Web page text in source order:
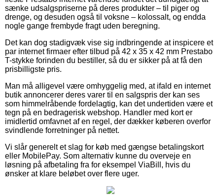
sænke udsalgspriserne på deres produkter – til piger og
drenge, og desuden også til voksne – kolossalt, og endda
nogle gange frembyde fragt uden beregning.
Det kan dog stadigvæk vise sig indbringende at inspicere et
par internet firmaer efter tilbud på 42 x 35 x 42 mm Prestabo
T-stykke forinden du bestiller, så du er sikker på at få den
prisbilligste pris.
Man må alligevel være omhyggelig med, at ifald en internet
butik annoncerer deres varer til en salgspris der kan ses
som himmelråbende fordelagtig, kan det undertiden være et
tegn på en bedragerisk webshop. Handler med kort er
imidlertid omfavnet af en regel, der dækker køberen overfor
svindlende forretninger på nettet.
Vi slår generelt et slag for køb med gængse betalingskort
eller MobilePay. Som alternativ kunne du overveje en
løsning på afbetaling fra for eksempel ViaBill, hvis du
ønsker at klare beløbet over flere uger.